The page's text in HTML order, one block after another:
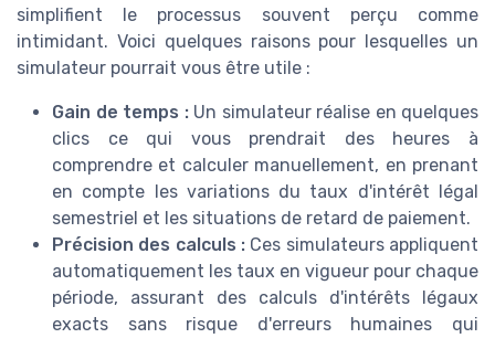
simplifient le processus souvent perçu comme
intimidant. Voici quelques raisons pour lesquelles un
simulateur pourrait vous être utile :
Gain de temps :Un simulateur réalise en quelques
clics ce qui vous prendrait des heures à
comprendre et calculer manuellement, en prenant
en compte les variations du taux d'intérêt légal
semestriel et les situations de retard de paiement.
Précision des calculs : Ces simulateurs appliquent
automatiquement les taux en vigueur pour chaque
période, assurant des calculs d'intérêts légaux
exacts sans risque d'erreurs humaines qui